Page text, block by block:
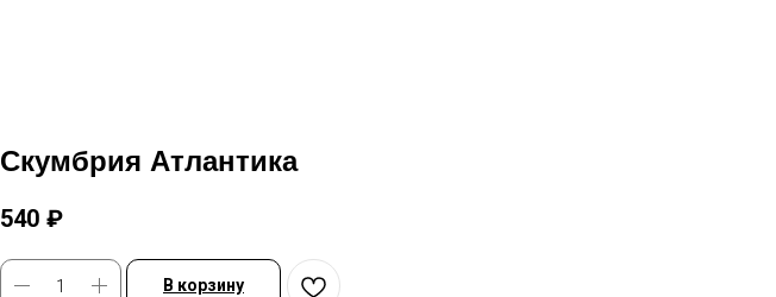
Скумбрия Атлантика
540 ₽
В корзину